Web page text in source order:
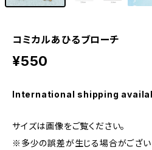
コミカルあひるブローチ
¥550
International shipping
サイズは画像をご覧ください。
※多少の誤差が生じる場合がござい